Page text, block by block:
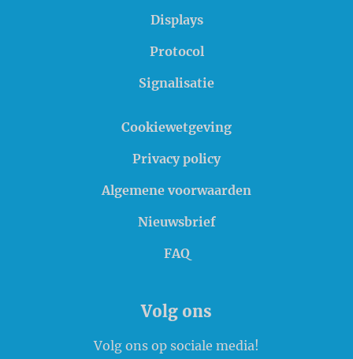
Displays
Protocol
Signalisatie
Cookiewetgeving
Privacy policy
Algemene voorwaarden
Nieuwsbrief
FAQ
Volg ons
Volg ons op sociale media!